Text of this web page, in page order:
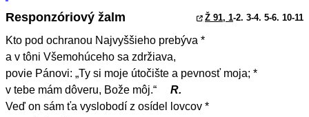
Responzóriový žalm Ž 91, 1-2. 3-4. 5-6. 10-11
Kto pod ochranou Najvyššieho prebýva *
a v tôni Všemohúceho sa zdržiava,
povie Pánovi: „Ty si moje útočište a pevnosť moja; *
v tebe mám dôveru, Bože môj.“
R.
Veď on sám ťa vyslobodí z osídel lovcov *